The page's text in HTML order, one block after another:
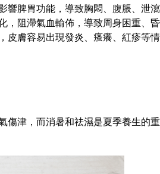
響脾胃功能，導致胸悶、腹脹、泄
，阻滯氣血輸佈，導致周身困重、
膚容易出現發炎、瘙癢、紅疹等情
傷津，而消暑和祛濕是夏季養生的